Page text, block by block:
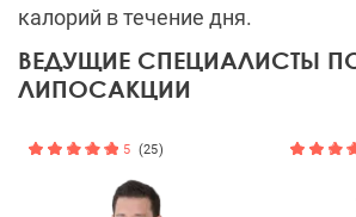
калорий в течение дня.
ВЕДУЩИЕ СПЕЦИАЛИСТЫ
ЛИПОСАКЦИИ
5 (25)